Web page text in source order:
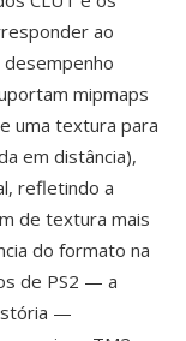
ao
mipmaps
uma textura para
em distância),
refletindo a
de textura mais
do formato na
de PS2 — a
—